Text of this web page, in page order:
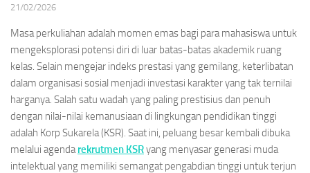
21/02/2026
Masa perkuliahan adalah momen emas bagi para mahasiswa untuk
mengeksplorasi potensi diri di luar batas-batas akademik ruang
kelas. Selain mengejar indeks prestasi yang gemilang, keterlibatan
dalam organisasi sosial menjadi investasi karakter yang tak ternilai
harganya. Salah satu wadah yang paling prestisius dan penuh
dengan nilai-nilai kemanusiaan di lingkungan pendidikan tinggi
adalah Korp Sukarela (KSR). Saat ini, peluang besar kembali dibuka
melalui agendarekrutmen KSRyang menyasar generasi muda
intelektual yang memiliki semangat pengabdian tinggi untuk terjun